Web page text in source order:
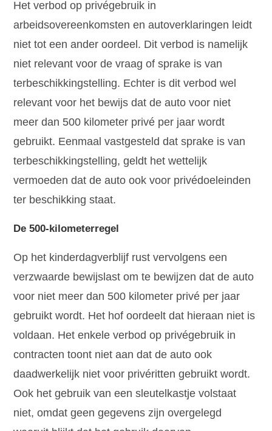
Het verbod op privégebruik in
arbeidsovereenkomsten en autoverklaringen leidt
niet tot een ander oordeel. Dit verbod is namelijk
niet relevant voor de vraag of sprake is van
terbeschikkingstelling. Echter is dit verbod wel
relevant voor het bewijs dat de auto voor niet
meer dan 500 kilometer privé per jaar wordt
gebruikt. Eenmaal vastgesteld dat sprake is van
terbeschikkingstelling, geldt het wettelijk
vermoeden dat de auto ook voor privédoeleinden
ter beschikking staat.
De 500-kilometerregel
Op het kinderdagverblijf rust vervolgens een
verzwaarde bewijslast om te bewijzen dat de auto
voor niet meer dan 500 kilometer privé per jaar
gebruikt wordt. Het hof oordeelt dat hieraan niet is
voldaan. Het enkele verbod op privégebruik in
contracten toont niet aan dat de auto ook
daadwerkelijk niet voor privéritten gebruikt wordt.
Ook het gebruik van een sleutelkastje volstaat
niet, omdat geen gegevens zijn overgelegd